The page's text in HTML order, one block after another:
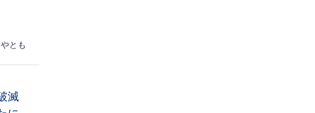
とも
滅